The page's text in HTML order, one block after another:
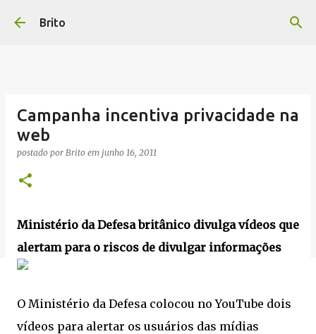
Brito
Campanha incentiva privacidade na
web
postado por Brito em junho 16, 2011
Ministério da Defesa britânico divulga vídeos que
alertam para o riscos de divulgar informações
O Ministério da Defesa colocou no YouTube dois
vídeos para alertar os usuários das mídias